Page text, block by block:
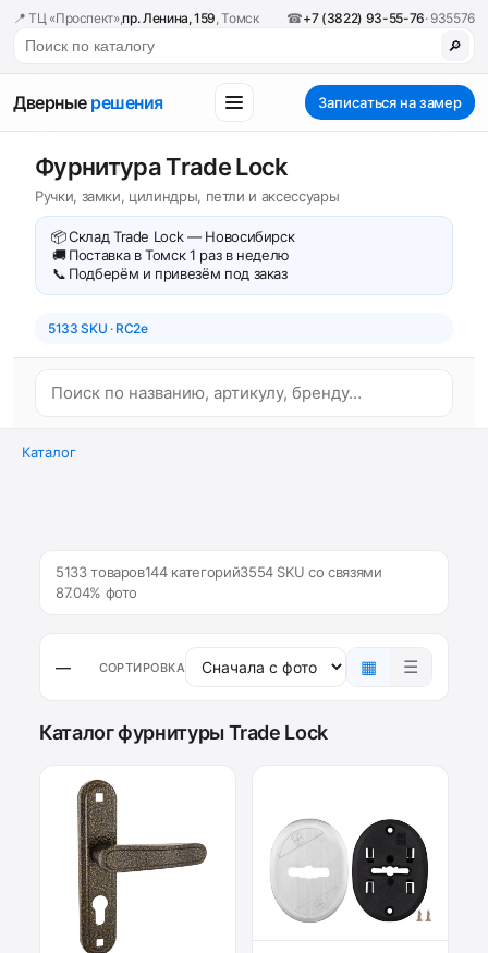
📍 ТЦ «Проспект»,пр. Ленина, 159, Томск ☎+7 (3822) 93-55-76· 935576
🔎
Дверные решения Записаться на замер
Фурнитура Trade Lock
Ручки, замки, цилиндры, петли и аксессуары
📦Склад Trade Lock — Новосибирск
🚚 Поставка в Томск 1 раз в неделю
📞 Подберём и привезём под заказ
5133 SKU · RC2e
Каталог
5133 товаров144 категорий3554 SKU со связями
87.04% фото
— СОРТИРОВКА ▦ ☰
Каталог фурнитуры Trade Lock